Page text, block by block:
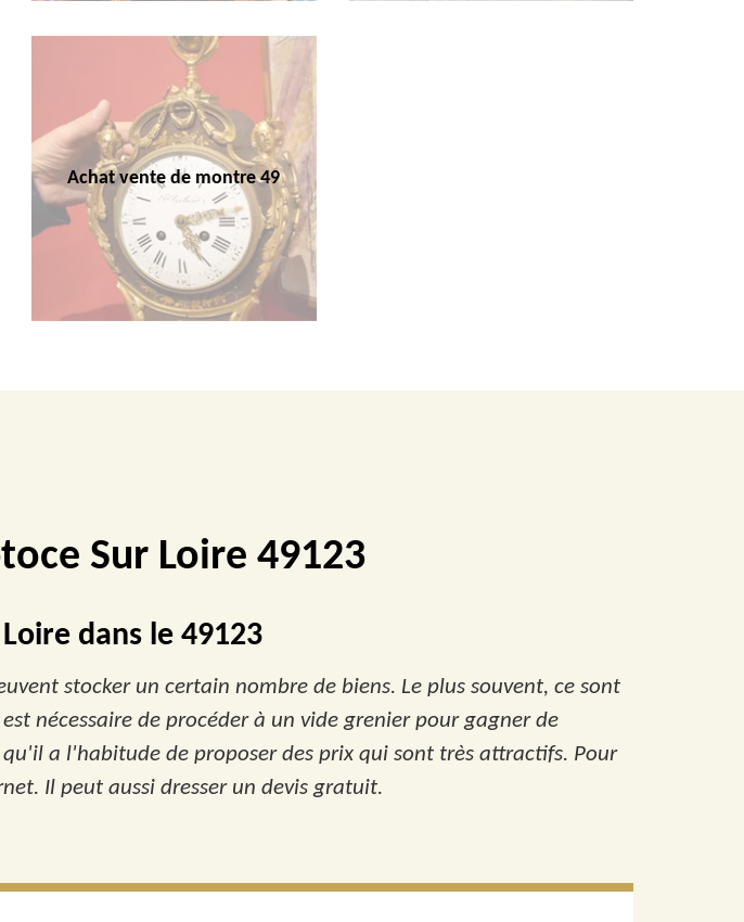
Achat vente de montre 49
Sur Loire 49123
dans le 49123
stocker un certain nombre de biens. Le plus souvent, ce sont
nécessaire de procéder à un vide grenier pour gagner de
a l'habitude de proposer des prix qui sont très attractifs. Pour
Il peut aussi dresser un devis gratuit.